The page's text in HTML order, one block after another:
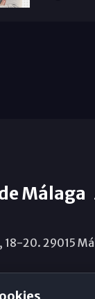
Málaga
18-20. 29015